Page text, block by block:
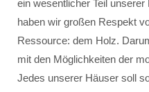
ein wesentlicher Teil
haben wir großen Respekt
Ressource: dem Holz.
mit den Möglichkeiten der
Jedes unserer Häuser soll